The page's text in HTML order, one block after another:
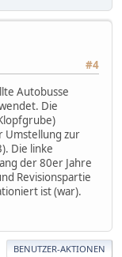
#4
Autobusse
Die
Umstellung zur
Die linke
der 80er Jahre
Revisionspartie
ist (war).
BENUTZER-AKTIONEN